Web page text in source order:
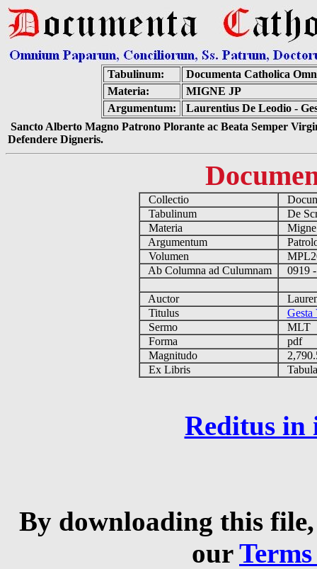
Tabulinum:
Documenta Catholica
Materia:
MIGNE JP
Argumentum:
Laurentius De Leodio -
Sancto Alberto Magno Patrono Plorante ac Beata Semper
Defendere Digneris.
Collectio
Tabulinum
De
Materia
Argumentum
Volumen
Ab Columna ad Culumnam
0919
Auctor
Titulus
Gesta
Sermo
MLT
Forma
pdf
Magnitudo
Ex Libris
Reditus in
By downloading this
our